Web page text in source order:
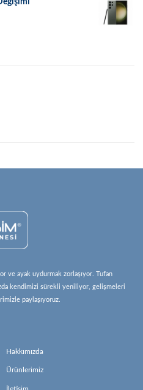
ve ayak uydurmak zorlaşıyor. Tufan
kendimizi sürekli yeniliyor, gelişmeleri
paylaşıyoruz.
Hakkımızda
Ürünlerimiz